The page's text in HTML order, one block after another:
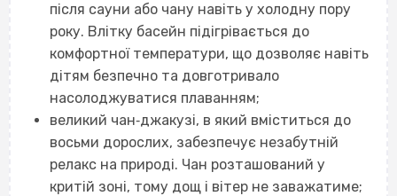
після сауни або чану навіть у холодну пору
року. Влітку басейн підігрівається до
комфортної температури, що дозволяє навіть
дітям безпечно та довготривало
насолоджуватися плаванням;
великий чан‐джакузі, в який вміститься до
восьми дорослих, забезпечує незабутній
релакс на природі. Чан розташований у
критій зоні, тому дощ і вітер не заважатиме;